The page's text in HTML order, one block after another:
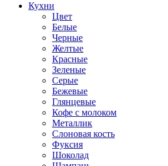
Кухни
Цвет
Белые
Черные
Желтые
Красные
Зеленые
Серые
Бежевые
Глянцевые
Кофе с молоком
Металлик
Слоновая кость
Фуксия
Шоколад